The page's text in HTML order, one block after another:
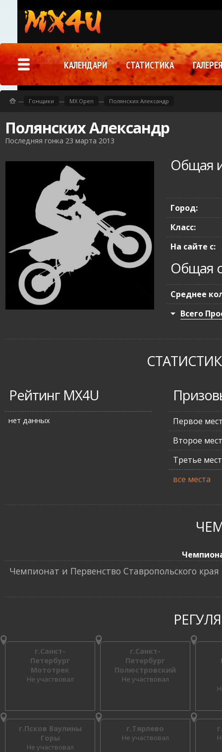
Полянских Александр
Последняя гонка 23 марта 2013
Общая
Город:
Класс:
На сайте с:
Общая
Среднее
Всего
Рейтинг MX4U
нет данных
Первое
Второе
Третье
все места
Чемпионат и Первенство Ставропольского края
г.Санкт-
Петербург
Мототрек
Не участвовал
г.Санкт-
Петербург
Полюстровский
Не участвовал
г.Псков Ваулины
Горы
Не участвовал
г.Тярлево
Не участвовал
— Гонщики — MX Open — Полянских Александр
КАЛЕНДАРИ СТАТИСТИКА ГАЛЕРЕЯ